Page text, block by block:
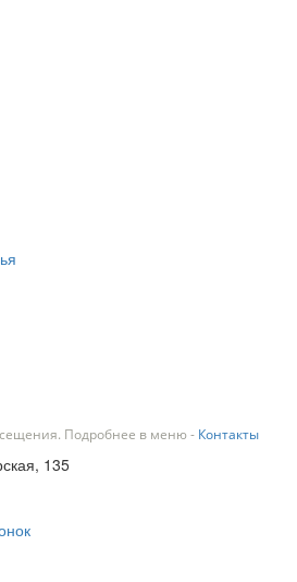
Подробнее в меню - Контакты
135